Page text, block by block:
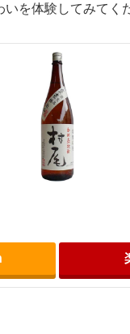
を体験してみてく